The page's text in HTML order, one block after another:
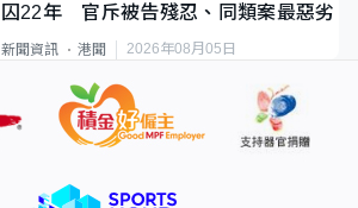
囚22年 官斥被告殘忍、同類案最惡劣
新聞資訊 港聞 2026年08月05日